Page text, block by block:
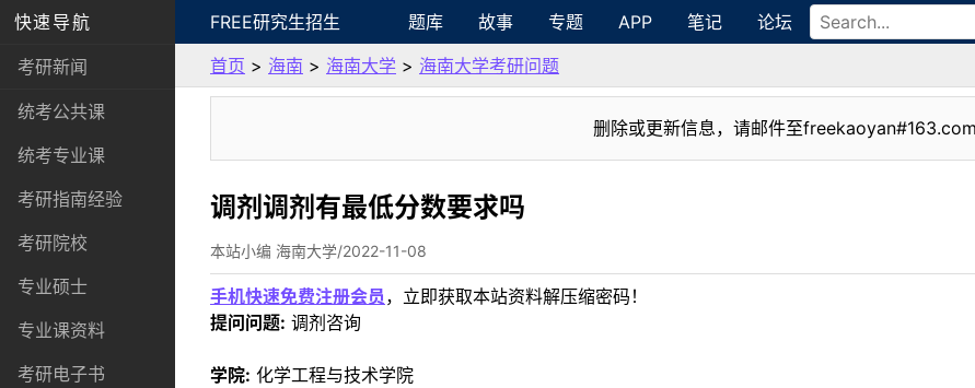
快速导航
考研新闻
统考公共课
统考专业课
考研指南经验
考研院校
专业硕士
专业课资料
考研电子书
FREE研究生招生 题库 故事 专题 APP 笔记 论坛
首页 > 海南 > 海南大学 > 海南大学考研问题
删除或更新信息，请邮件至
调剂调剂有最低分数要求吗
本站小编 海南大学/2022-11-08
手机快速免费注册会员 ，立即获取本站资料解压缩密码！
提问问题: 调剂咨询
学院: 化学工程与技术学院